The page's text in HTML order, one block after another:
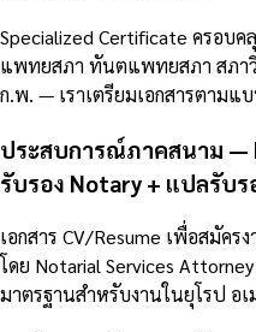
Specialized Certificate ครอบค
แพทยสภา ทันตแพทยสภา สภา
ก.พ. — เราเตรียมเอกสารตาม
ประสบการณ์ภาคสนาม —
รับรอง Notary + แปลรับร
เอกสาร CV/Resume เพื่อสมัคร
โดย Notarial Services
มาตรฐานสำหรับงานในยุโรป อเ